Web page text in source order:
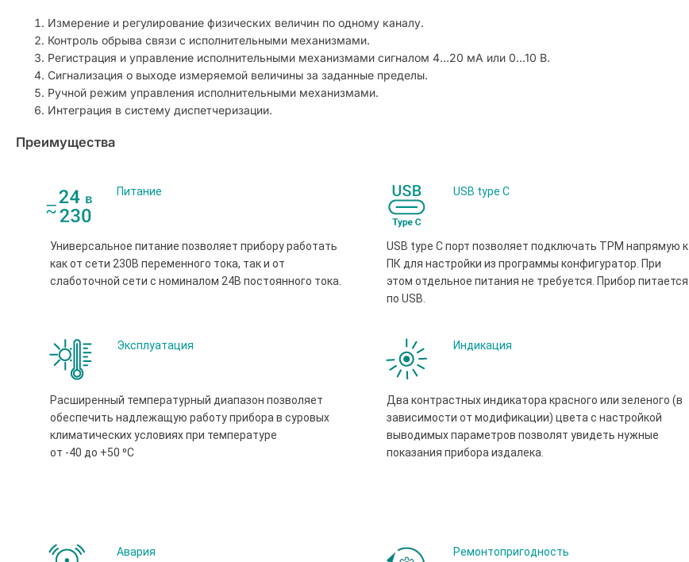
Измерение и регулирование физических величин по одному каналу.
Контроль обрыва связи с исполнительными механизмами.
Регистрация и управление исполнительными механизмами сигналом 4…20 мА или 0...10 В.
Сигнализация о выходе измеряемой величины за заданные пределы.
Ручной режим управления исполнительными механизмами.
Интеграция в систему диспетчеризации.
Преимущества
Питание
Универсальное питание позволяет прибору работать
как от сети 230В переменного тока, так и от
слаботочной сети с номиналом 24В постоянного тока.
USB type С
USB type С порт позволяет подключать ТРМ напрямую к
ПК для настройки из программы конфигуратор. При
этом отдельное питания не требуется. Прибор питается
по USB.
Эксплуатация
Расширенный температурный диапазон позволяет
обеспечить надлежащую работу прибора в суровых
климатических условиях при температуре
от -40 до +50 ⁰С
Индикация
Два контрастных индикатора красного или зеленого (в
зависимости от модификации) цвета с настройкой
выводимых параметров позволят увидеть нужные
показания прибора издалека.
Авария Ремонтопригодность